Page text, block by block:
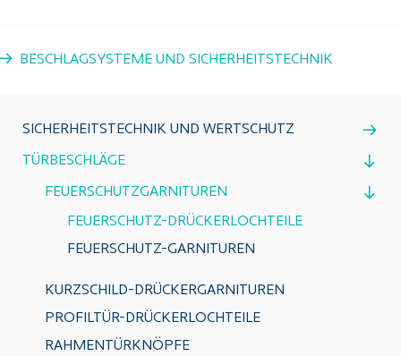
BESCHLAGSYSTEME UND SICHERHEITSTECHNIK
SICHERHEITSTECHNIK UND WERTSCHUTZ
TÜRBESCHLÄGE
FEUERSCHUTZGARNITUREN
FEUERSCHUTZ-DRÜCKERLOCHTEILE
FEUERSCHUTZ-GARNITUREN
KURZSCHILD-DRÜCKERGARNITUREN
PROFILTÜR-DRÜCKERLOCHTEILE
RAHMENTÜRKNÖPFE